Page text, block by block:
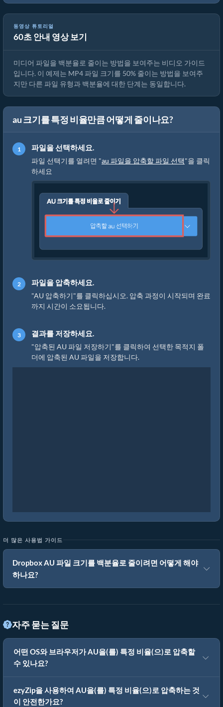
동영상 튜토리얼
60초 안내 영상 보기
미디어 파일 크기를 50% 줄이는 방법 (간단한 가이드)
미디어 파일을 백분율로 줄이는 방법을 보여주는 비디오 가이드
입니다. 이 예제는 MP4 파일 크기를 50% 줄이는 방법을 보여주
지만 다른 파일 유형과 백분율에 대한 단계는 동일합니다.
au 크기를 특정 비율만큼 어떻게 줄이나요?
파일을 선택하세요.
파일 선택기를 열려면 "au 파일을 압축할 파일 선택"을 클릭
하세요
파일을 압축하세요.
"AU 압축하기"를 클릭하십시오. 압축 과정이 시작되며 완료
까지 시간이 소요됩니다.
결과를 저장하세요.
"압축된 AU 파일 저장하기"를 클릭하여 선택한 목적지 폴
더에 압축된 AU 파일을 저장합니다.
더 많은 사용법 가이드
Dropbox AU 파일 크기를 백분율로 줄이려면 어떻게 해야
하나요?
자주 묻는 질문
어떤 OS와 브라우저가 AU을(를) 특정 비율(으)로 압축할
수 있나요?
ezyZip을 사용하여 AU을(를) 특정 비율(으)로 압축하는 것
이 안전한가요?